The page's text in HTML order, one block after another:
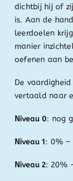
dichtbij hij of
is. Aan de
leerdoelen
manier
oefenen aan
De
vertaald naar
Niveau 0: nog
Niveau 1: 0% –
Niveau 2: 20%